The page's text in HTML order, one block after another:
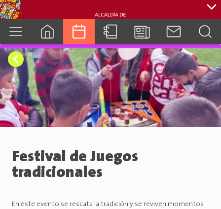
cuenca.gob.ec
Festival de Juegos
tradicionales
En este evento se rescata la tradición y se reviven momentos